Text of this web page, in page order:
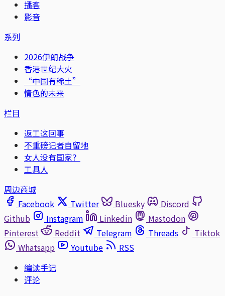
播客
影音
系列
2026伊朗战争
香港世纪大火
“中国有稀土”
情色的未来
栏目
返工这回事
不重磅记者自留地
女人没有国家？
工具人
周边商城
Facebook
Twitter Bluesky
Discord
Github
Instagram Linkedin
Mastodon
Pinterest
Reddit Telegram Threads
Tiktok
Whatsapp
Youtube
RSS
编读手记
评论